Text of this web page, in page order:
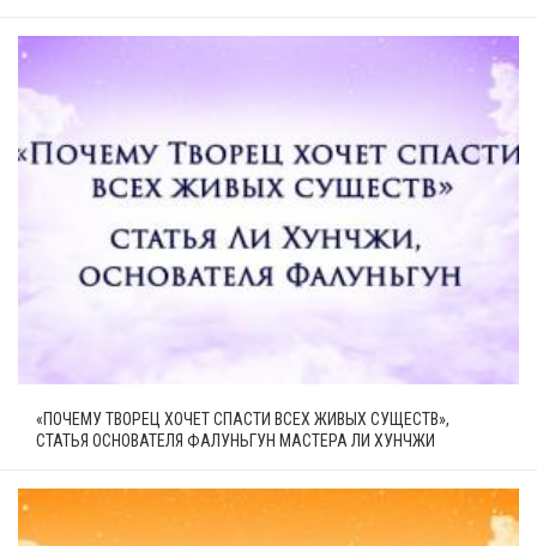
«ПОЧЕМУ ТВОРЕЦ ХОЧЕТ СПАСТИ ВСЕХ ЖИВЫХ СУЩЕСТВ»,
СТАТЬЯ ОСНОВАТЕЛЯ ФАЛУНЬГУН МАСТЕРА ЛИ ХУНЧЖИ